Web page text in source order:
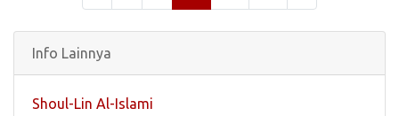
Info Lainnya
Shoul-Lin Al-Islami